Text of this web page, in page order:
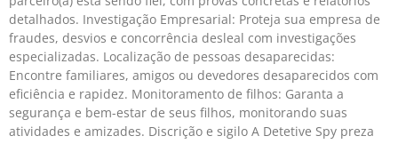
detalhados. Investigação Empresarial: Proteja sua empresa de
fraudes, desvios e concorrência desleal com investigações
especializadas. Localização de pessoas desaparecidas:
Encontre familiares, amigos ou devedores desaparecidos com
eficiência e rapidez. Monitoramento de filhos: Garanta a
segurança e bem-estar de seus filhos, monitorando suas
atividades e amizades. Discrição e sigilo A Detetive Spy preza